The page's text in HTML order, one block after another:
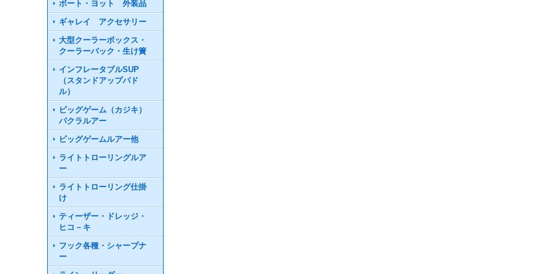
ボート・ヨット 外装品
ギャレイ アクセサリー
大型クーラーボックス・
クーラーバック・生け簀
インフレータブルSUP
（スタンドアップパド
ル）
ビッグゲーム（カジキ）
パクラルアー
ビッグゲームルアー他
ライトトローリングルア
ー
ライトトローリング仕掛
け
ティーザー・ドレッジ・
ヒコ－キ
フック各種・シャープナ
ー